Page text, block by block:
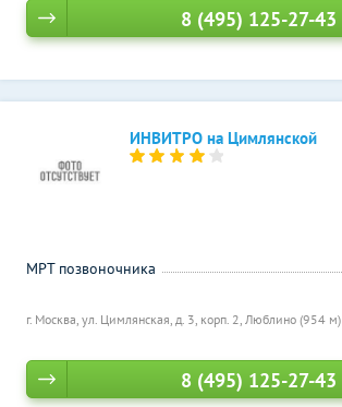
8 (495) 125-27-43
ИНВИТРО на Цимлянской
г. Москва, ул. Цимлянская, д. 3, корп. 2, Люблино (954 м)
МРТ позвоночника
8 (495) 125-27-43